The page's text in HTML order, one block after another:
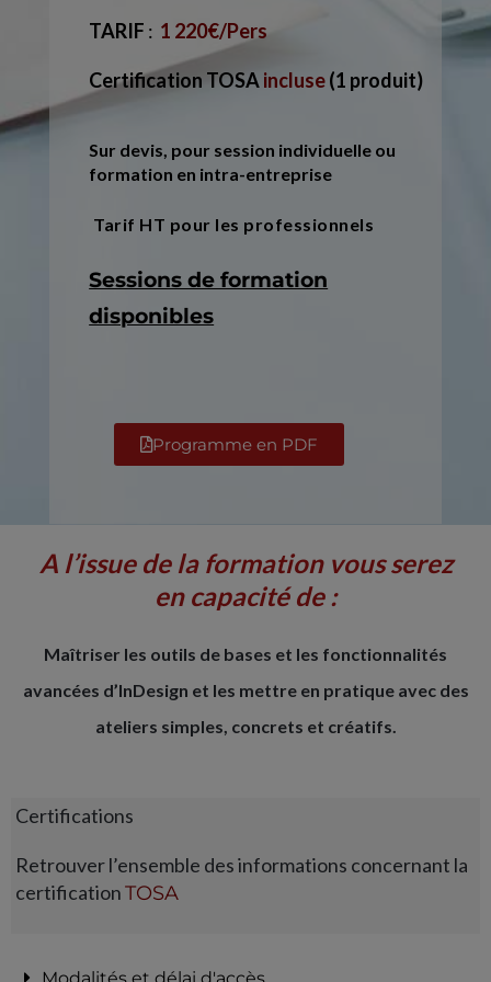
TARIF : 1 220€/Pers
Certification TOSAincluse(1 produit)
Sur devis, pour session individuelle ou
formation en intra-entreprise
Tarif HT pour les professionnels
Sessions de formation
disponibles
Programme en PDF
A l’issue de la formation vous serez
en capacité de :
Maîtriser les outils de bases et les fonctionnalités
avancées d’InDesign et les mettre en pratique avec des
ateliers simples, concrets et créatifs.
Certifications
Retrouver l’ensemble des informations concernant la
certificationTOSA